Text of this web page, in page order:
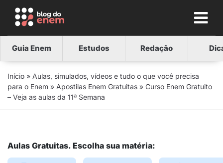
Guia Enem Estudos Redação
Início » Aulas, simulados, vídeos e tudo o que você precisa
para o Enem » Apostilas Enem Gratuitas » Curso Enem Gratuito
– Veja as aulas da 11ª Semana
Aulas Gratuitas. Escolha sua matéria: